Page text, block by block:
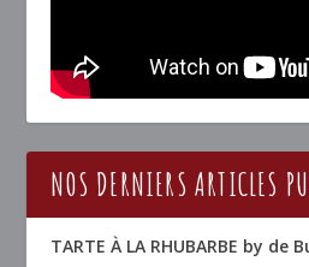
NOS DERNIERS ARTICLES
TARTE À LA RHUBARBE by de